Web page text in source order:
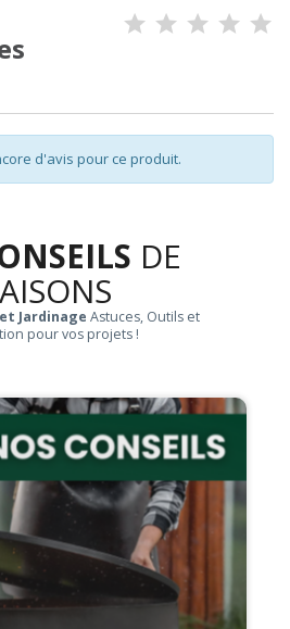
d'avis pour ce produit.
DE
Jardinage Astuces, Outils et
pour vos projets !